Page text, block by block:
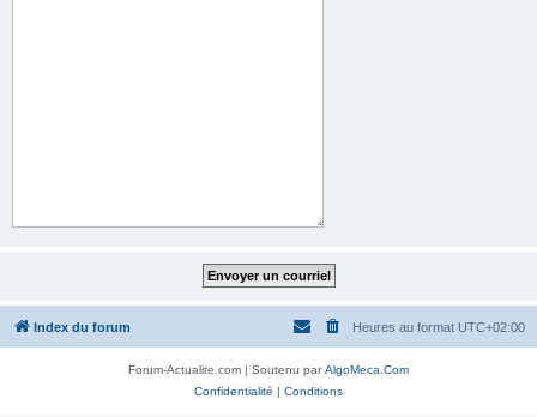
Index du forum Heures au format UTC+02:00
Forum-Actualite.com | Soutenu parAlgoMeca.Com
Confidentialité | Conditions